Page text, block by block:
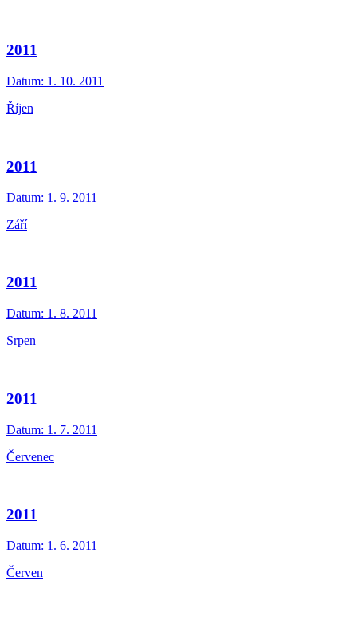
2011
Datum: 1. 10. 2011
Říjen
2011
Datum: 1. 9. 2011
Září
2011
Datum: 1. 8. 2011
Srpen
2011
Datum: 1. 7. 2011
Červenec
2011
Datum: 1. 6. 2011
Červen